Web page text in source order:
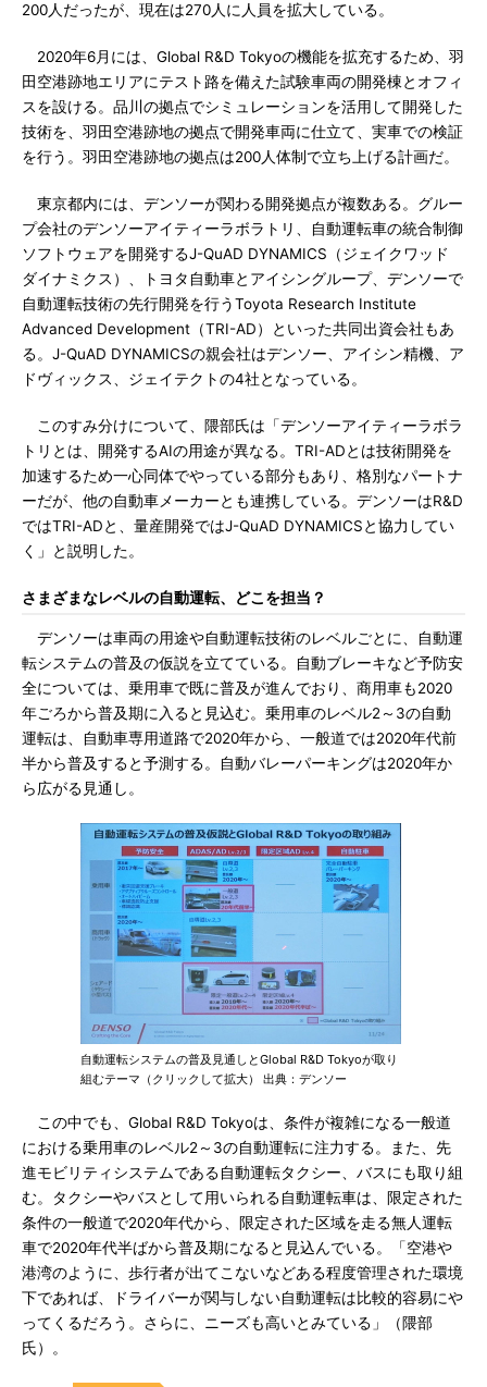
200人だったが、現在は270人に人員を拡大している。
2020年6月には、Global R&D Tokyoの機能を拡充するため、羽
田空港跡地エリアにテスト路を備えた試験車両の開発棟とオフィ
スを設ける。品川の拠点でシミュレーションを活用して開発した
技術を、羽田空港跡地の拠点で開発車両に仕立て、実車での検証
を行う。羽田空港跡地の拠点は200人体制で立ち上げる計画だ。
東京都内には、デンソーが関わる開発拠点が複数ある。グルー
プ会社のデンソーアイティーラボラトリ、自動運転車の統合制御
ソフトウェアを開発するJ-QuAD DYNAMICS（ジェイクワッド
ダイナミクス）、トヨタ自動車とアイシングループ、デンソーで
自動運転技術の先行開発を行うToyota Research Institute
Advanced Development（TRI-AD）といった共同出資会社もあ
る。J-QuAD DYNAMICSの親会社はデンソー、アイシン精機、ア
ドヴィックス、ジェイテクトの4社となっている。
このすみ分けについて、隈部氏は「デンソーアイティーラボラ
トリとは、開発するAIの用途が異なる。TRI-ADとは技術開発を
加速するため一心同体でやっている部分もあり、格別なパートナ
ーだが、他の自動車メーカーとも連携している。デンソーはR&D
ではTRI-ADと、量産開発ではJ-QuAD DYNAMICSと協力してい
く」と説明した。
さまざまなレベルの自動運転、どこを担当？
デンソーは車両の用途や自動運転技術のレベルごとに、自動運
転システムの普及の仮説を立てている。自動ブレーキなど予防安
全については、乗用車で既に普及が進んでおり、商用車も2020
年ごろから普及期に入ると見込む。乗用車のレベル2～3の自動
運転は、自動車専用道路で2020年から、一般道では2020年代前
半から普及すると予測する。自動バレーパーキングは2020年か
ら広がる見通し。
自動運転システムの普及見通しとGlobal R&D Tokyoが取り
組むテーマ（クリックして拡大） 出典：デンソー
この中でも、Global R&D Tokyoは、条件が複雑になる一般道
における乗用車のレベル2～3の自動運転に注力する。また、先
進モビリティシステムである自動運転タクシー、バスにも取り組
む。タクシーやバスとして用いられる自動運転車は、限定された
条件の一般道で2020年代から、限定された区域を走る無人運転
車で2020年代半ばから普及期になると見込んでいる。「空港や
港湾のように、歩行者が出てこないなどある程度管理された環境
下であれば、ドライバーが関与しない自動運転は比較的容易にや
ってくるだろう。さらに、ニーズも高いとみている」（隈部
氏）。